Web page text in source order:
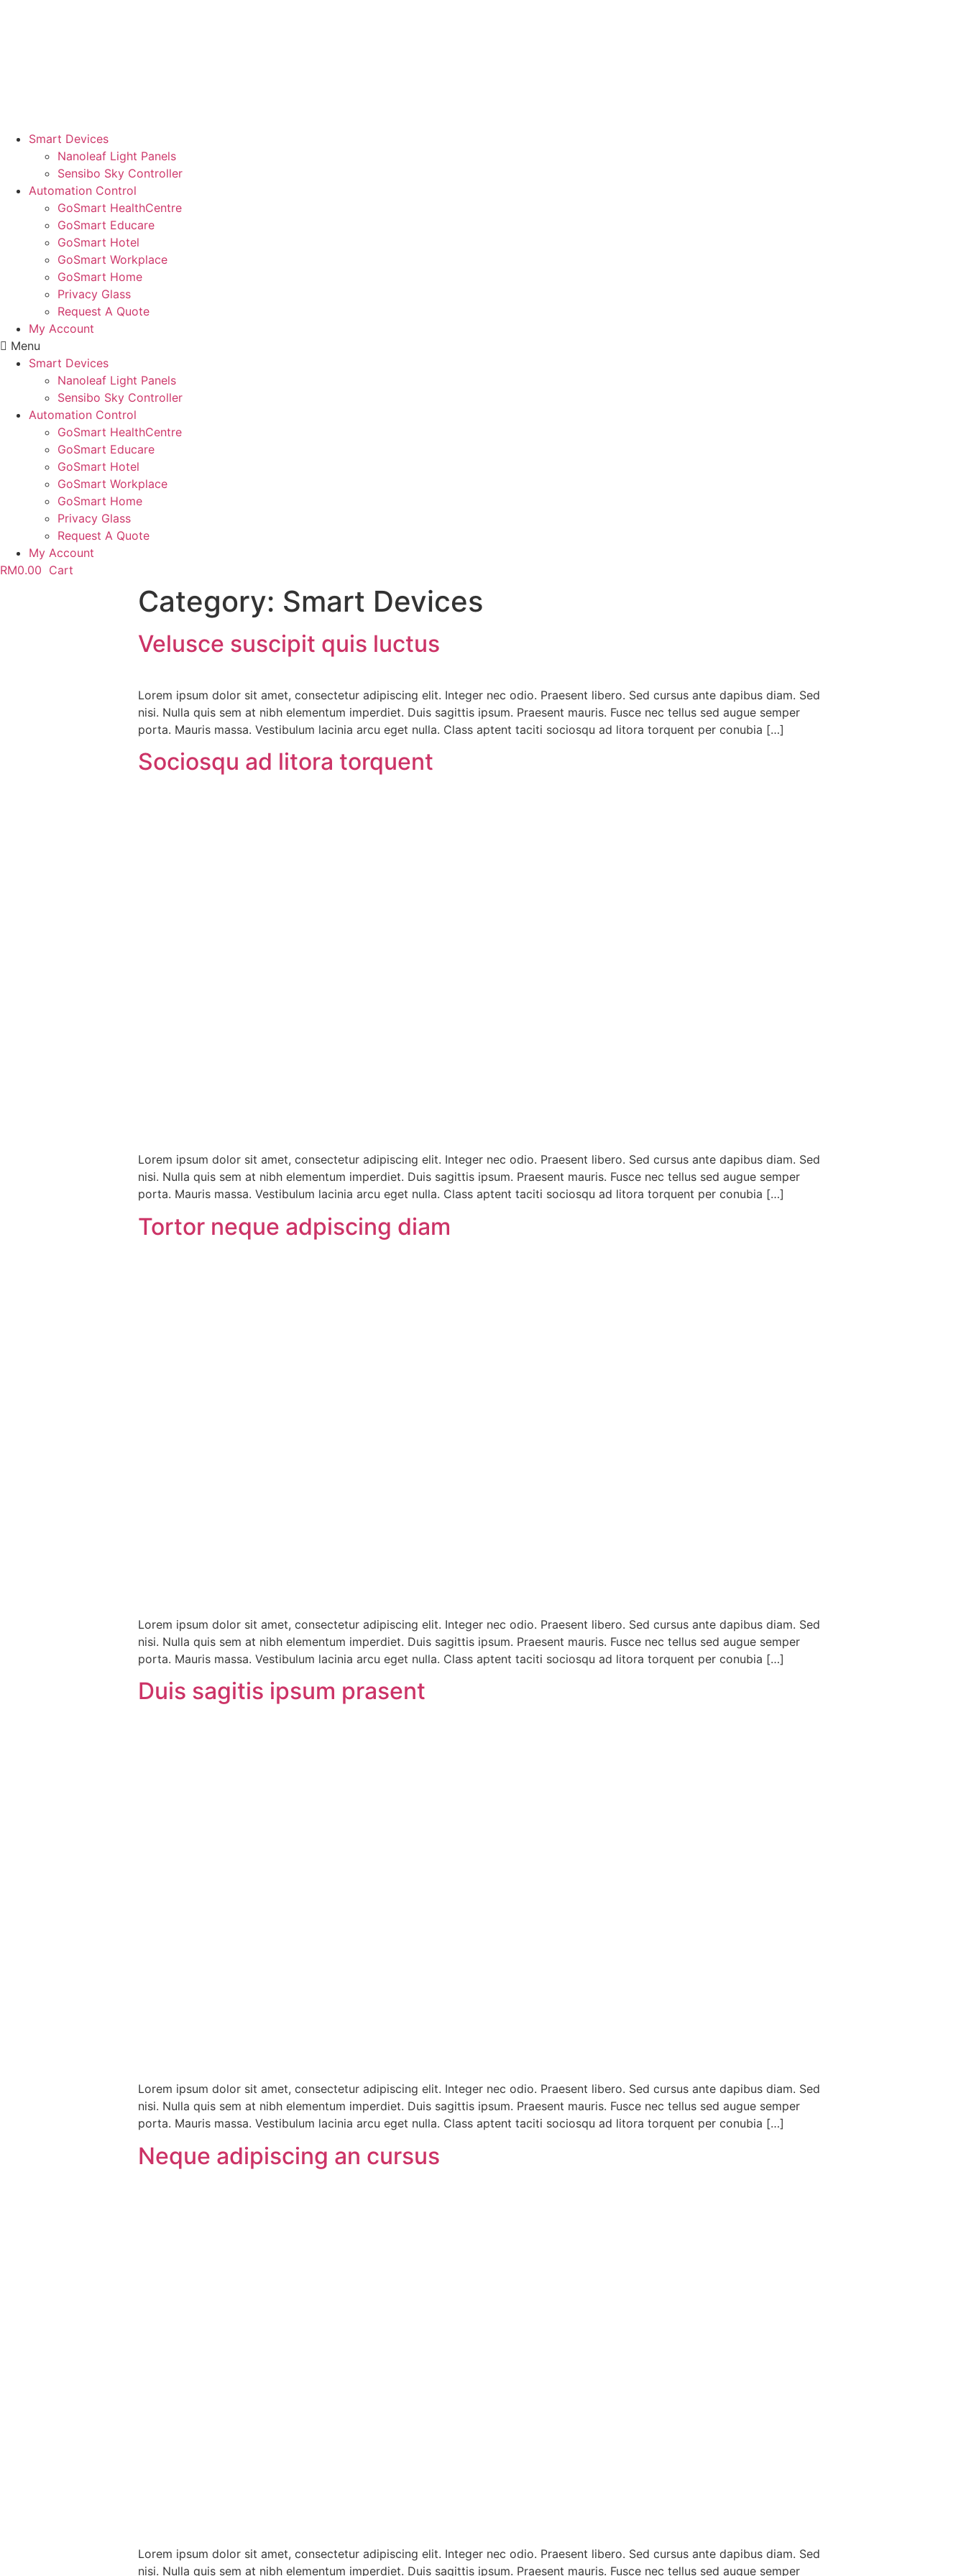
Smart Devices
Nanoleaf Light Panels
Sensibo Sky Controller
Automation Control
GoSmart HealthCentre
GoSmart Educare
GoSmart Hotel
GoSmart Workplace
GoSmart Home
Privacy Glass
Request A Quote
My Account
Menu
Smart Devices
Nanoleaf Light Panels
Sensibo Sky Controller
Automation Control
GoSmart HealthCentre
GoSmart Educare
GoSmart Hotel
GoSmart Workplace
GoSmart Home
Privacy Glass
Request A Quote
My Account
RM0.00 Cart
Category: Smart Devices
Velusce suscipit quis luctus
Lorem ipsum dolor sit amet, consectetur adipiscing elit. Integer nec odio. Praesent libero. Sed cursus ante dapibus diam. Sed
nisi. Nulla quis sem at nibh elementum imperdiet. Duis sagittis ipsum. Praesent mauris. Fusce nec tellus sed augue semper
porta. Mauris massa. Vestibulum lacinia arcu eget nulla. Class aptent taciti sociosqu ad litora torquent per conubia […]
Sociosqu ad litora torquent
Lorem ipsum dolor sit amet, consectetur adipiscing elit. Integer nec odio. Praesent libero. Sed cursus ante dapibus diam. Sed
nisi. Nulla quis sem at nibh elementum imperdiet. Duis sagittis ipsum. Praesent mauris. Fusce nec tellus sed augue semper
porta. Mauris massa. Vestibulum lacinia arcu eget nulla. Class aptent taciti sociosqu ad litora torquent per conubia […]
Tortor neque adpiscing diam
Lorem ipsum dolor sit amet, consectetur adipiscing elit. Integer nec odio. Praesent libero. Sed cursus ante dapibus diam. Sed
nisi. Nulla quis sem at nibh elementum imperdiet. Duis sagittis ipsum. Praesent mauris. Fusce nec tellus sed augue semper
porta. Mauris massa. Vestibulum lacinia arcu eget nulla. Class aptent taciti sociosqu ad litora torquent per conubia […]
Duis sagitis ipsum prasent
Lorem ipsum dolor sit amet, consectetur adipiscing elit. Integer nec odio. Praesent libero. Sed cursus ante dapibus diam. Sed
nisi. Nulla quis sem at nibh elementum imperdiet. Duis sagittis ipsum. Praesent mauris. Fusce nec tellus sed augue semper
porta. Mauris massa. Vestibulum lacinia arcu eget nulla. Class aptent taciti sociosqu ad litora torquent per conubia […]
Neque adipiscing an cursus
Lorem ipsum dolor sit amet, consectetur adipiscing elit. Integer nec odio. Praesent libero. Sed cursus ante dapibus diam. Sed
nisi. Nulla quis sem at nibh elementum imperdiet. Duis sagittis ipsum. Praesent mauris. Fusce nec tellus sed augue semper